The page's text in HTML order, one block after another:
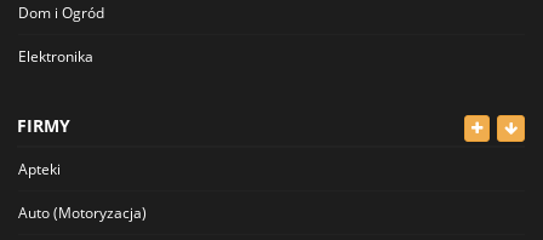
Dom i Ogród
Elektronika
FIRMY
Apteki
Auto (Motoryzacja)